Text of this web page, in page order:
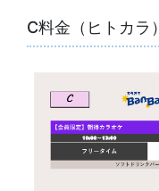
C料金（ヒトカラ）